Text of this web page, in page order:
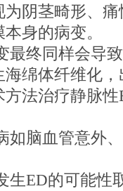
阴茎畸形、
身的病变。
终同样会导致
绵体纤维化
法治疗静脉
脑血管意外、
ED的可能性